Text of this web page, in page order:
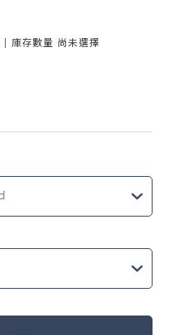
| 庫存數量 尚未選擇